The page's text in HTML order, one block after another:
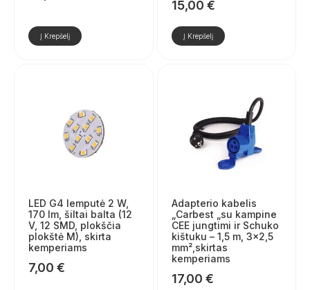
Į Krepšelį
15,00 €
Į Krepšelį
LED G4 lemputė 2 W,
170 lm, šiltai balta (12
V, 12 SMD, plokščia
plokštė M), skirta
kemperiams
7,00 €
Adapterio kabelis
„Carbest „su kampine
CEE jungtimi ir Schuko
kištuku – 1,5 m, 3×2,5
mm²,skirtas
kemperiams
17,00 €